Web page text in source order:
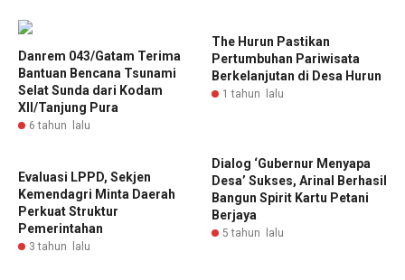
Danrem 043/Gatam Terima
Bantuan Bencana Tsunami
Selat Sunda dari Kodam
XII/Tanjung Pura
6 tahun lalu
‎The Hurun Pastikan
Pertumbuhan Pariwisata
Berkelanjutan di Desa Hurun
1 tahun lalu
Evaluasi LPPD, Sekjen
Kemendagri Minta Daerah
Perkuat Struktur
Pemerintahan
3 tahun lalu
Dialog ‘Gubernur Menyapa
Desa’ Sukses, Arinal Berhasil
Bangun Spirit Kartu Petani
Berjaya
5 tahun lalu